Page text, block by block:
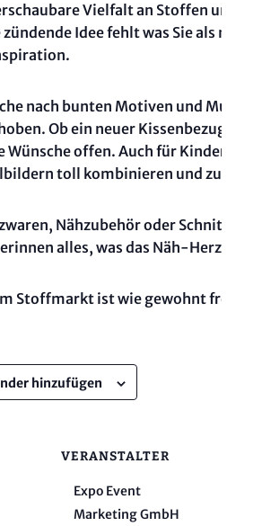
Vielfalt an Stoffen und
zündende Idee fehlt was Sie als
nach bunten Motiven und
Ob ein neuer Kissenbezug,
Wünsche offen. Auch für Kinder
toll kombinieren und zu
Nähzubehör oder
alles, was das Näh-Herz
Stoffmarkt ist wie gewohnt frei.
hinzufügen
VERANSTALTER
Expo Event
Marketing GmbH